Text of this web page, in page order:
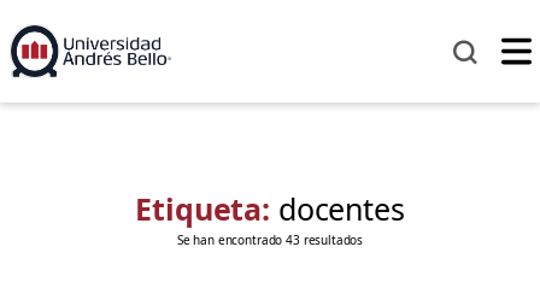
Etiqueta: docentes
Se han encontrado 43 resultados